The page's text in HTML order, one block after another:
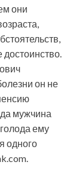
они
он не
мужчина
ему
одного